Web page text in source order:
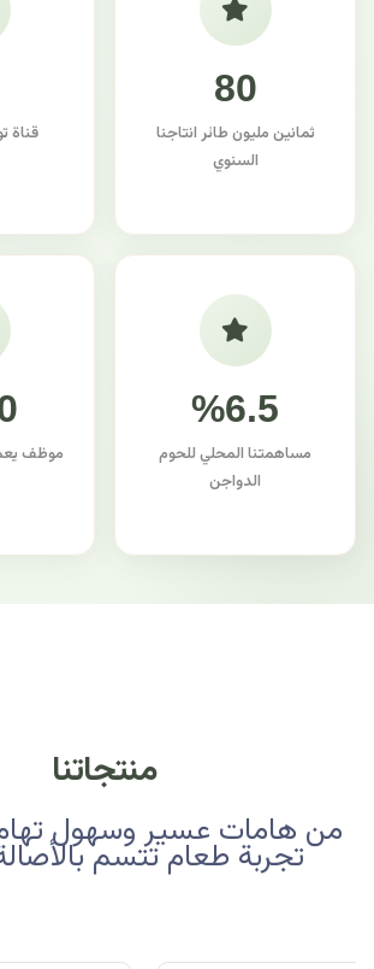
80
ثمانين مليون طائر انتاجنا
السنوي
قناة
%6.5
مساهمتنا المحلي للحوم
الدواجن
موظف
منتجاتنا
من هامات عسير وسهول
تجربة طعام تتسم